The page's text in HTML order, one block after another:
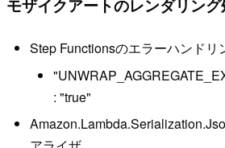
モザイクアートのレンダリン
Step Functionsのエラーハンドリ
: "true"